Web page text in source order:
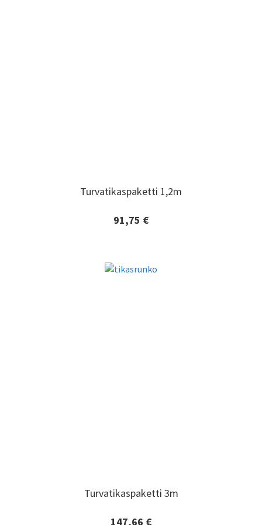
Turvatikaspaketti 1,2m
91,75 €
Turvatikaspaketti 1,2m
Lisätiedot ja tilaaminen
Turvatikaspaketti 3m
147,66 €
Turvatikaspaketti 3m